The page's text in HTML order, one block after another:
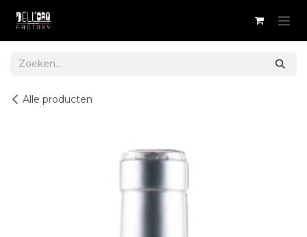
Alle producten